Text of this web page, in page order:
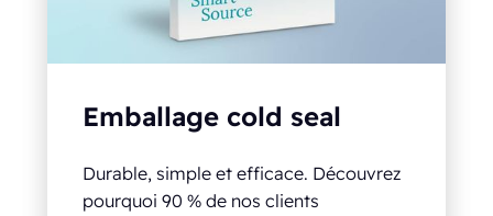
Emballage cold seal
Durable, simple et efficace. Découvrez
pourquoi 90 % de nos clients